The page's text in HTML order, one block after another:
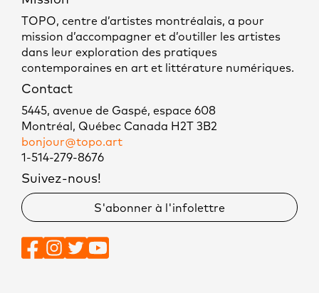
TOPO, centre d’artistes montréalais, a pour
mission d’accompagner et d’outiller les artistes
dans leur exploration des pratiques
contemporaines en art et littérature numériques.
Contact
5445, avenue de Gaspé, espace 608
Montréal, Québec Canada H2T 3B2
bonjour@topo.art
1-514-279-8676
Suivez-nous!
S'abonner à l'infolettre